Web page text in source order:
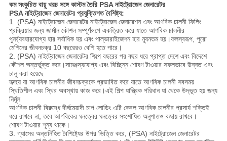
গোপনীয়তা
নীতি
কম সংকুচিত বায়ু খরচ সঙ্গে কাস্টম তৈরি PSA নাইট্রোজেন জেনারেটর
PSA নাইট্রোজেন জেনারেটর প্রযুক্তিগত বৈশিষ্ট্য:
1. (PSA) নাইট্রোজেন জেনারেটর নাইট্রোজেন জেনারেশন এবং আণবিক চালনী ফিলিং
প্রক্রিয়ার জন্য জার্মান কৌশল সম্পূর্ণরূপে একত্রিত করে যাতে আণবিক চালনীর
পুনর্ব্যবহারযোগ্য হার সর্বাধিক হয় এবং পাল্ভারাইজেশন হার ন্যূনতম হয়।ফলস্বরূপ, পুরো
মেশিনের জীবনচক্র 10 বছরেরও বেশি হতে পারে।
2. (PSA) নাইট্রোজেন জেনারেটর শিল্পে বছরের পর বছর ধরে প্রাপ্ত দেশে এবং বিদেশে
কৌশল অন্তর্ভুক্ত করে।সামঞ্জস্যযোগ্য এবং বিচ্ছিন্ন শোষণ টাওয়ার সফলভাবে উন্নত এবং
চালু করা হয়েছে
হৃদয়ে যা আণবিক চালনীর জীবনচক্রকে প্রভাবিত করে যাতে আণবিক চালনী সবসময়
স্থিতিশীল এবং স্থির অবস্থায় কাজ করে।এই শিল্প যান্ত্রিক পরিধান যা থেকে উদ্ভূত হয় জন্য
নির্মূল
আণবিক চালনী বিরুদ্ধে দীর্ঘমেয়াদী চাপ লোডিং.এটি কেবল আণবিক চালনীর প্রসার্য শক্তিই
ধরে রাখবে না, তবে আণবিকের ঘনত্বের ঘনত্বের সংশোধিত অনুপাতও বজায় রাখবে।
শোষণ টাওয়ার শূন্য থাকে।
3. গ্যাসের অন্তর্নিহিত বৈশিষ্ট্যের উপর ভিত্তি করে, (PSA) নাইট্রোজেন জেনারেটর